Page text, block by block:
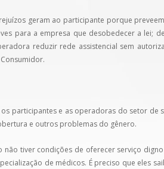
geram ao participante porque
para a empresa que desobedecer a lei;
reduzir rede assistencial sem
participantes e as operadoras do setor de
e outros problemas do gênero.
tiver condições de oferecer serviço
de médicos. É preciso que eles